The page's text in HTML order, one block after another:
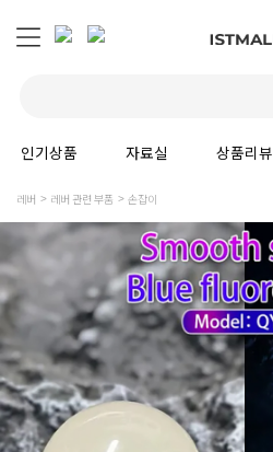
인기상품 자료실 상품리뷰
레버 레버 관련 부품 손잡이